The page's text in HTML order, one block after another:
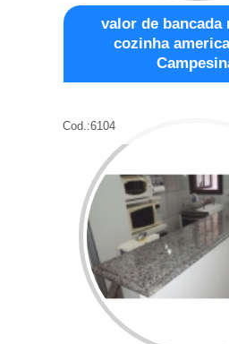
valor de bancada
cozinha
Cod.:6104